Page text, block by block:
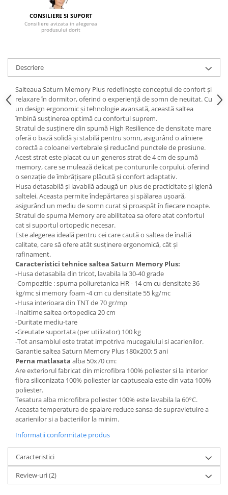
Mese gradinita
Scaune gradinita
Mobila camera copii
Saltele patuturi copii
Paturi copii
Masa si scaune gradinita
Seturi comode living si dormitor
CONSILIERE SI SUPORT
Consiliere avizata in alegerea
produsului dorit
Descriere
Salteaua Saturn Memory Plus redefinește conceptul de confort și
relaxare în dormitor, oferind o experiență de somn de neuitat. Cu
un design ergonomic și tehnologie avansată, această saltea
îmbină susținerea optimă cu confortul suprem.
Stratul de susținere din spumă High Resilience de densitate mare
oferă o bază solidă și stabilă pentru somn, asigurând o aliniere
corectă a coloanei vertebrale și reducând punctele de presiune.
Acest strat este placat cu un generos strat de 4 cm de spumă
memory, care se mulează delicat pe contururile corpului, oferind
o senzație de îmbrățișare plăcută și confort adaptativ.
Husa detasabilă și lavabilă adaugă un plus de practicitate și igienă
saltelei. Aceasta permite îndepărtarea și spălarea ușoară,
asigurând un mediu de somn curat și proaspăt în fiecare noapte.
Stratul de spuma Memory are abilitatea sa ofere atat confortul
cat si suportul ortopedic necesar.
Este alegerea ideală pentru cei care caută o saltea de înaltă
calitate, care să ofere atât susținere ergonomică, cât și
rafinament.
Caracteristici tehnice saltea Saturn Memory Plus:
-Husa detasabila din tricot, lavabila la 30-40 grade
-Compozitie : spuma poliuretanica HR - 14 cm cu densitate 36
kg/mc si memory foam -4 cm cu densitate 55 kg/mc
-Husa interioara din TNT de 70 gr/mp
-Inaltime saltea ortopedica 20 cm
-Duritate mediu-tare
-Greutate suportata (per utilizator) 100 kg
-Tot ansamblul este tratat impotriva mucegaiului si acarienilor.
Garantie saltea Saturn Memory Plus 180x200: 5 ani
Perna matlasata alba 50x70 cm:
Are exteriorul fabricat din microfibra 100% poliester si la interior
fibra siliconizata 100% poliester iar captuseala este din vata 100%
poliester.
Tesatura alba microfibra poliester 100% este lavabila la 60°C.
Aceasta temperatura de spalare reduce sansa de supravietuire a
acarienilor si a bacteriilor la minim.
Informatii conformitate produs
Caracteristici
Review-uri(2)